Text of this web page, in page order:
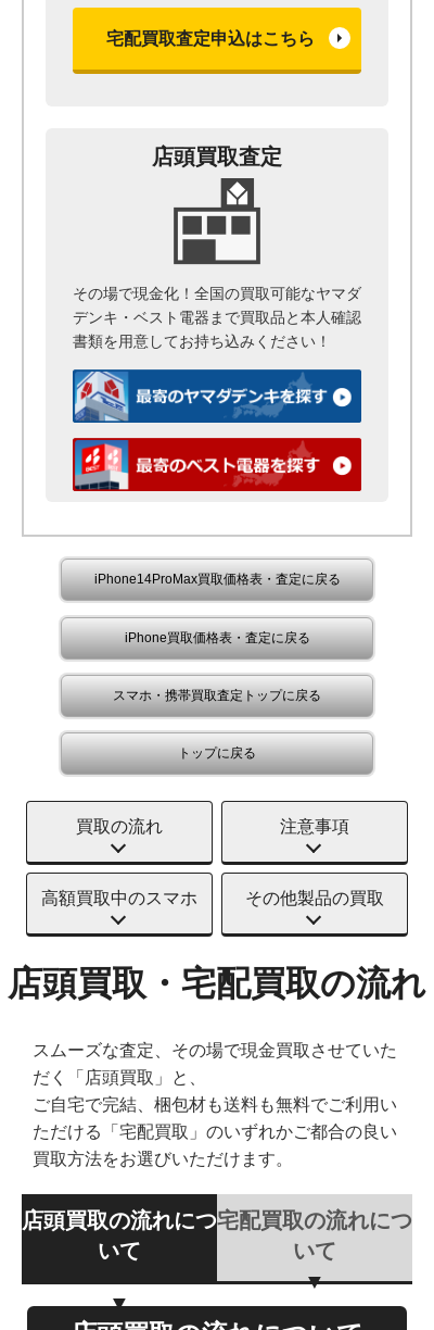
宅配買取査定申込はこちら
店頭買取査定
その場で現金化！全国の買取可能なヤマダ
デンキ・ベスト電器まで買取品と本人確認
書類を用意してお持ち込みください！
iPhone14ProMax買取価格表・査定に戻る
iPhone買取価格表・査定に戻る
スマホ・携帯買取査定トップに戻る
トップに戻る
買取の流れ 注意事項
高額買取中のスマホ その他製品の買取
店頭買取・宅配買取の流れ
スムーズな査定、その場で現金買取させていた
だく「店頭買取」と、
ご自宅で完結、梱包材も送料も無料でご利用い
ただける「宅配買取」のいずれかご都合の良い
買取方法をお選びいただけます。
店頭買取の流れにつ
いて
宅配買取の流れにつ
いて